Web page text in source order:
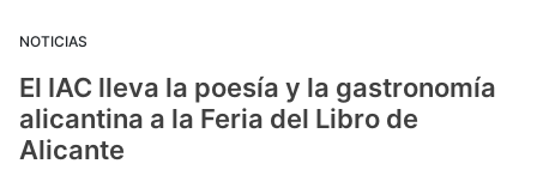
NOTICIAS
El IAC lleva la poesía y la gastronomía
alicantina a la Feria del Libro de
Alicante